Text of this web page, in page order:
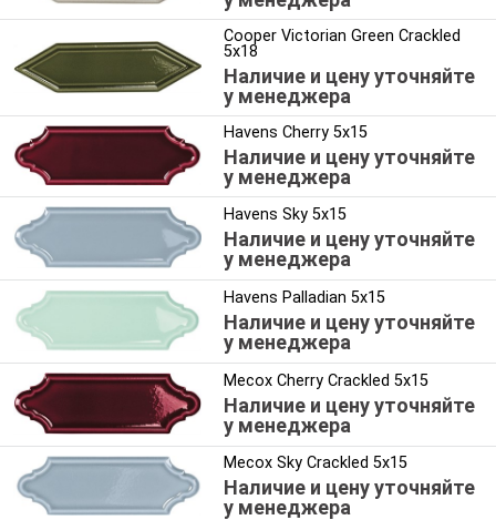
Cooper Victorian Green Crackled
5x18
Наличие и цену уточняйте
у менеджера
Havens Cherry 5x15
Наличие и цену уточняйте
у менеджера
Havens Sky 5x15
Наличие и цену уточняйте
у менеджера
Havens Palladian 5x15
Наличие и цену уточняйте
у менеджера
Mecox Cherry Crackled 5x15
Наличие и цену уточняйте
у менеджера
Mecox Sky Crackled 5x15
Наличие и цену уточняйте
у менеджера